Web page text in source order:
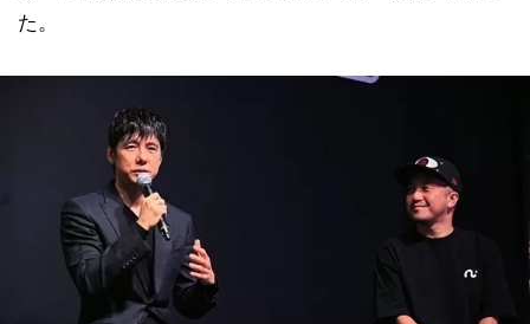
た。